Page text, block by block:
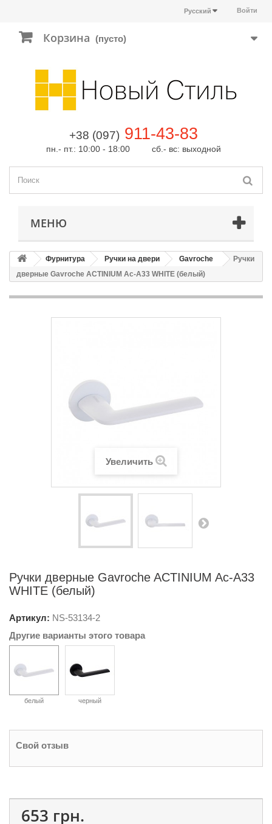
Войти
Русский
Корзина (пусто)
+38 (097) 911-43-83
пн.- пт.: 10:00 - 18:00 сб.- вс: выходной
МЕНЮ
Фурнитура Ручки на двери Gavroche
Ручки
дверные Gavroche ACTINIUM Ac-A33 WHITE (белый)
Увеличить
Ручки дверные Gavroche ACTINIUM Ac-A33
WHITE (белый)
Артикул: NS-53134-2
Другие варианты этого товара
белый черный
Свой отзыв
653 грн.